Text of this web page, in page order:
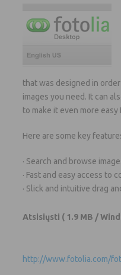
that was designed in
images you need. It can
to make it even more
Here are some key
· Search and browse
· Fast and easy access to
· Slick and intuitive drag
Atsisiųsti ( 1.9 MB /
http://www.fotolia.com/